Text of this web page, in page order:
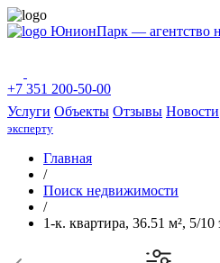
ЮнионПарк — агентство
+7 351 200-50-00
Услуги Объекты Отзывы Новости
эксперту
Главная
/
Поиск недвижимости
/
1-к. квартира, 36.51 м², 5/10